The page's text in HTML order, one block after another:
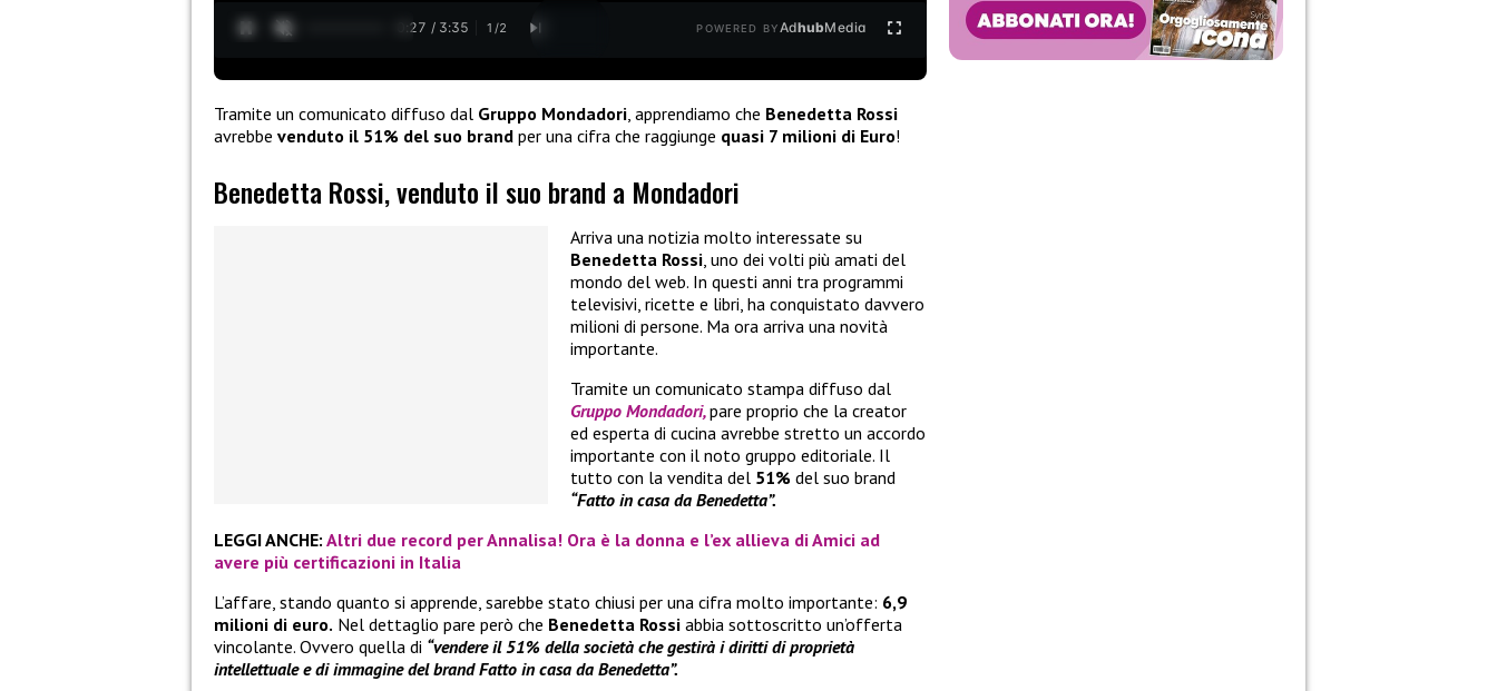
0:28 / 3:35 1 /2 POWERED BYAdhubMedia
Tramite un comunicato diffuso dal Gruppo Mondadori , apprendiamo che Benedetta Rossi
avrebbe venduto il 51% del suo brand per una cifra che raggiunge quasi 7 milioni di Euro!
Benedetta Rossi, venduto il suo brand a Mondadori
Arriva una notizia molto interessate su
Benedetta Rossi, uno dei volti più amati del
mondo del web. In questi anni tra programmi
televisivi, ricette e libri, ha conquistato davvero
milioni di persone. Ma ora arriva una novità
importante.
Tramite un comunicato stampa diffuso dal
Gruppo Mondadori,pare proprio che la creator
ed esperta di cucina avrebbe stretto un accordo
importante con il noto gruppo editoriale. Il
tutto con la vendita del 51% del suo brand
“Fatto in casa da Benedetta”.
LEGGI ANCHE: Altri due record per Annalisa! Ora è la donna e l’ex allieva di Amici ad
avere più certificazioni in Italia
L’affare, stando quanto si apprende, sarebbe stato chiusi per una cifra molto importante: 6,9
milioni di euro. Nel dettaglio pare però che Benedetta Rossi abbia sottoscritto un’offerta
vincolante. Ovvero quella di “vendere il 51% della società che gestirà i diritti di proprietà
intellettuale e di immagine del brand Fatto in casa da Benedetta”.